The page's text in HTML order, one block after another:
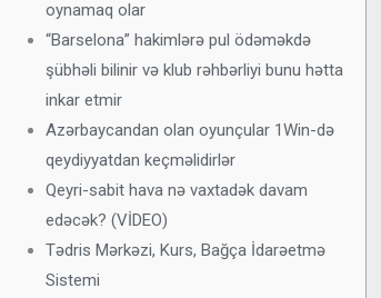
oynamaq olar
“Barselona” hakimlərə pul ödəməkdə
şübhəli bilinir və klub rəhbərliyi bunu hətta
inkar etmir
Azərbaycandan olan oyunçular 1Win-də
qeydiyyatdan keçməlidirlər
Qeyri-sabit hava nə vaxtadək davam
edəcək? (VİDEO)
Tədris Mərkəzi, Kurs, Bağça İdarəetmə
Sistemi